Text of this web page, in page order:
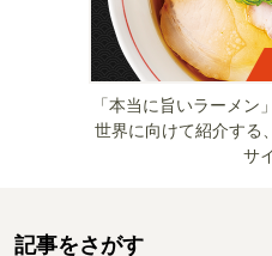
「本当に旨いラーメン
世界に向けて紹介する
サ
記事をさがす